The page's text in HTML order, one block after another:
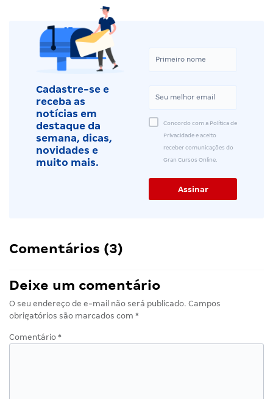
Cadastre-se e
receba as
notícias em
destaque da
semana, dicas,
novidades e
muito mais.
Concordo com a Política de
Privacidade e aceito
receber comunicações do
Gran Cursos Online.
Comentários (3)
Deixe um comentário
O seu endereço de e-mail não será publicado. Campos
obrigatórios são marcados com *
Comentário *